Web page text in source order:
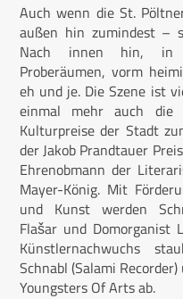
Auch wenn die St.
außen hin zumindest –
Nach innen hin, in
Proberäumen, vorm
eh und je. Die Szene ist
einmal mehr auch die
Kulturpreise der Stadt
der Jakob Prandtauer
Ehrenobmann der
Mayer-König. Mit
und Kunst werden
Flašar und Dom­organist
Künstlernachwuchs
Schnabl (Salami
Youngsters Of Arts ab.